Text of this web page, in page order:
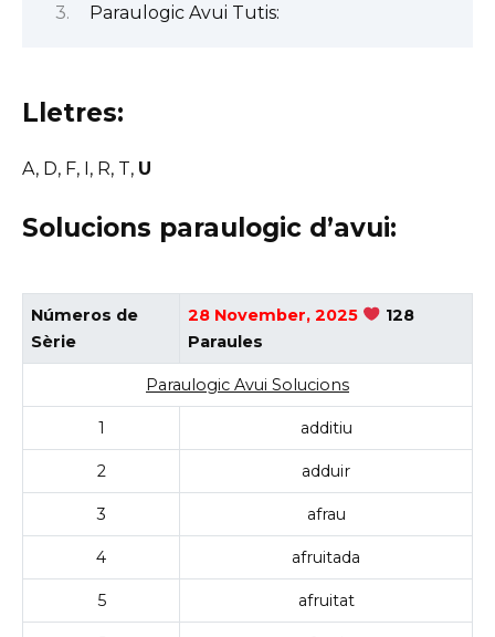
Paraulogic Avui Tutis:
Lletres:
A, D, F, I, R, T, U
Solucions paraulogic d’avui:
Números de
Sèrie
28 November, 2025
128
Paraules
Paraulogic Avui Solucions
1 additiu
2 adduir
3 afrau
4 afruitada
5 afruitat